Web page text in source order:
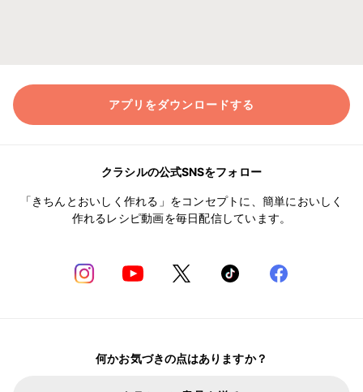
アプリをダウンロードする
クラシルの公式SNSをフォロー
「きちんとおいしく作れる」をコンセプトに、簡単においしく
作れるレシピ動画を毎日配信しています。
何かお気づきの点はありますか？